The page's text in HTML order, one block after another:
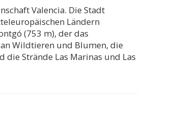
Valencia. Die Stadt
Ländern
(753 m), der das
Wildtieren und Blumen, die
Strände Las Marinas und Las